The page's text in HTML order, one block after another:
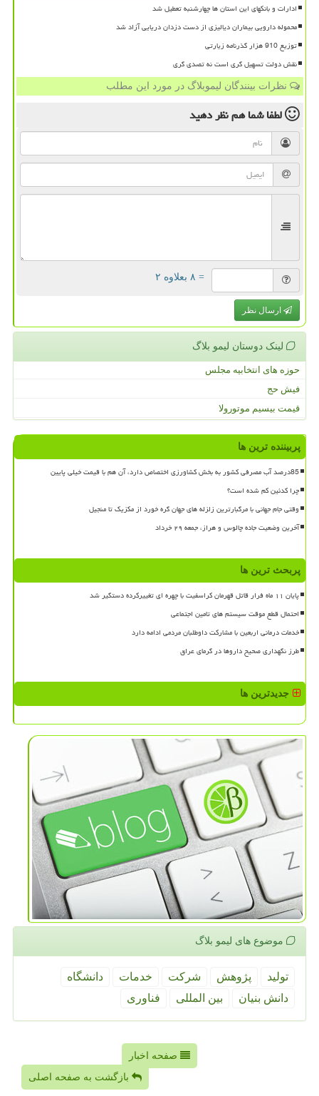
ادارات و بانکهای این استان ها چهارشنبه تعطیل شد
محموله دارویی بیماران دیالیزی از دست دزدان دریایی آزاد شد
توزیع 910 هزار گذرنامه زیارتی
نقش دولت تسهیل گری است نه تصدی گری
نظرات بینندگان لیموبلاگ در مورد این مطلب
لطفا شما همنظر دهید
= ۸ بعلاوه ۲
ارسال نظر
لینک دوستان لیمو بلاگ
حوزه های انتخابیه مجلس
فیش حج
قیمت بیسیم موتورولا
پربیننده ترین ها
85درصد آب مصرفی کشور به بخش کشاورزی اختصاص دارد، آن هم با قیمت خیلی پایین
چرا کدئین کم شده است؟
وقتی جام جهانی با مرگبارترین زلزله های جهان گره خورد از مکزیک تا منجیل
آخرین وضعیت جاده چالوس و هراز، جمعه ۲۹ خرداد
پربحث ترین ها
پایان ۱۱ ماه فرار قاتل قهرمان کراسفیت با چهره ای تغییرکرده دستگیر شد
احتمال قطع موقت سیستم های تامین اجتماعی
خدمات درمانی اربعین با مشارکت داوطلبان مردمی ادامه دارد
طرز نگهداری صحیح داروها در گرمای عراق
جدیدترین ها
موضوع های لیمو بلاگ
تولید پژوهش شركت خدمات
دانشگاه
دانش بنیان
بین المللی فناوری
صفحه اخبار
بازگشت به صفحه اصلی